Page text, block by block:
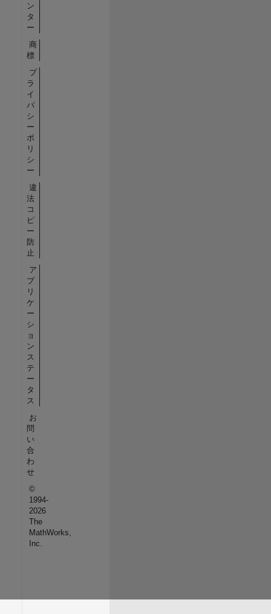
ン
タ
ー
商
標
プ
ラ
イ
バ
シ
ー
ポ
リ
シ
ー
違
法
コ
ピ
ー
防
止
ア
プ
リ
ケ
ー
シ
ョ
ン
ス
テ
ー
タ
ス
お
問
い
合
わ
せ
©
1994-
2026
The
MathWorks,
Inc.